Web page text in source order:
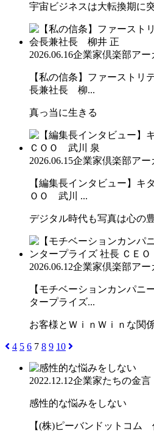
宇宙ビジネスは大転換期に
2026.06.16企業家倶楽部アー
【私の信条】ファースト
長兼社長 柳...
真っ当に生きる
2026.06.15企業家倶楽部アー
【編集長インタビュー】キ
ＯＯ 武川 ...
デジタル時代も写真は心の
2026.06.12企業家倶楽部アー
【モチベーションカンパニ
タープライズ...
お客様とＷｉｎＷｉｎな関
4 5 6 7 8 9 10
2022.12.12企業家たちの金言
感性的な悩みをしない
【(株)ピーバンドットコム